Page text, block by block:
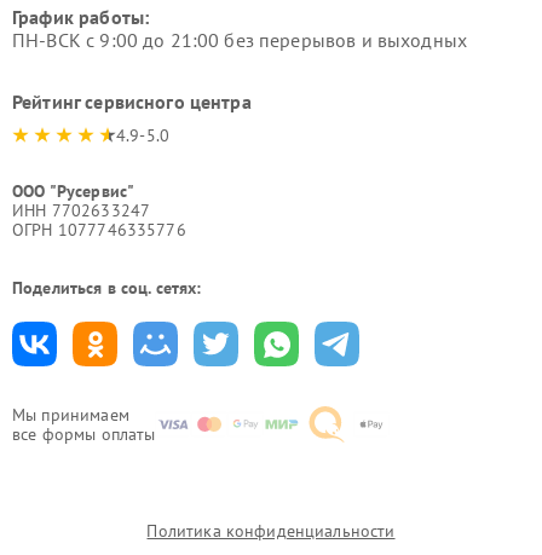
Мы принимаем
все формы оплаты
График работы:
ПН-ВСК с 9:00 до 21:00 без перерывов и выходных
Рейтинг сервисного центра
4.9-5.0
ООО "Русервис"
ИНН 7702633247
ОГРН 1077746335776
Поделиться в соц. сетях:
Политика конфиденциальности